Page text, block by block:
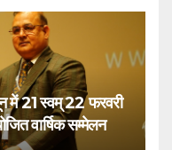
में 21 स्वम् 22 फरवरी
वार्षिक सम्मेलन